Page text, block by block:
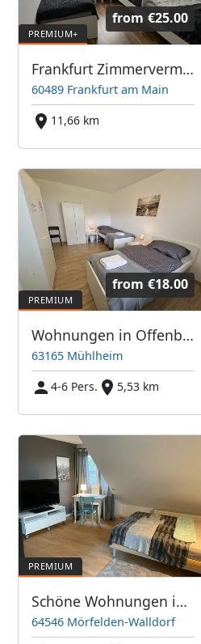
from €25.00
Frankfurt Zimmervermietung
60489 Frankfurt am Main
11,66 km
from €18.00
Wohnungen in Offenbach, Frankfurt, Hanau, Eschborn und Umgebung
63165 Mühlheim
4-6 Pers.
5,53 km
Schöne Wohnungen in Frankfurt & Umgebung - PIM APARTMENTS
64546 Mörfelden-Walldorf